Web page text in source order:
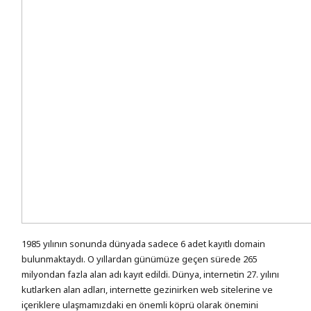
1985 yılının sonunda dünyada sadece 6 adet kayıtlı domain
bulunmaktaydı. O yıllardan günümüze geçen sürede 265
milyondan fazla alan adı kayıt edildi. Dünya, internetin 27. yılını
kutlarken alan adları, internette gezinirken web sitelerine ve
içeriklere ulaşmamızdaki en önemli köprü olarak önemini